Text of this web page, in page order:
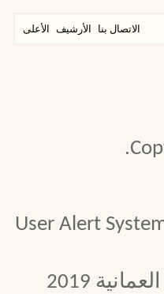
الاتصال بنا الأرشيف الأعلى
User Alert
2019